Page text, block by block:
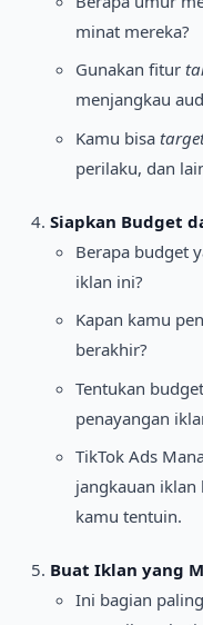
minat mereka?
Gunakan fitur
menjangkau
Kamu bisa
perilaku, dan
Siapkan Budget
Berapa budget
iklan ini?
Kapan kamu
berakhir?
Tentukan
penayangan
TikTok Ads
jangkauan iklan
kamu tentuin.
Buat Iklan yang
Ini bagian